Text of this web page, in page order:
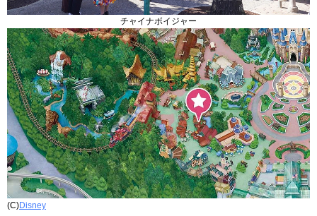
チャイナボイジャー
(C)Disney